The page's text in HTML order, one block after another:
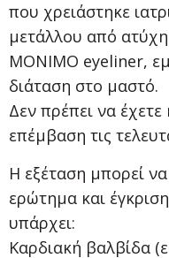
που χρειάστηκε
μετάλλου από
ΜΟΝΙΜΟ eyeliner,
διάταση στο μαστό.
Δεν πρέπει να
επέμβαση τις
Η εξέταση μπορεί
ερώτημα και
υπάρχει:
Καρδιακή βαλβίδα